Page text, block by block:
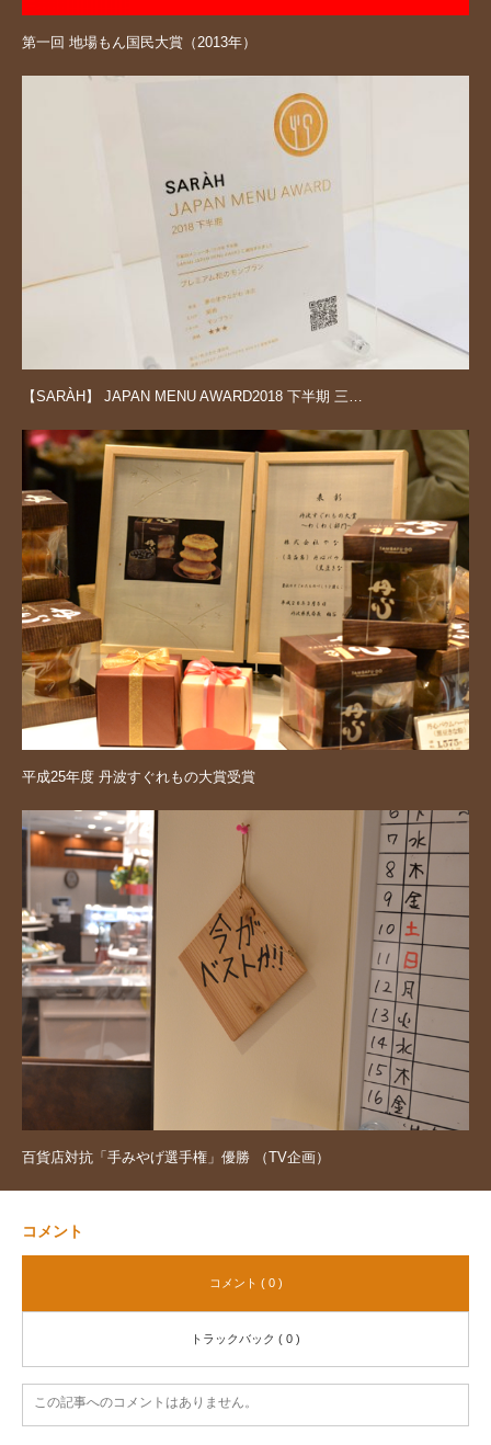
第一回 地場もん国民大賞（2013年）
【SARÀH】 JAPAN MENU AWARD2018 下半期 三…
平成25年度 丹波すぐれもの大賞受賞
百貨店対抗「手みやげ選手権」優勝 （TV企画）
コメント
コメント ( 0 )
トラックバック ( 0 )
この記事へのコメントはありません。